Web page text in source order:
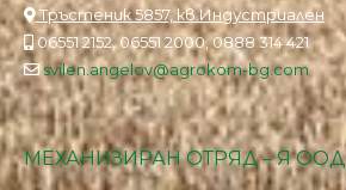
Тръстеник 5857, кв.Индустриален
06551 2152, 06551 2000, 0888 314 421
svilen.angelov@agrokom-bg.com
МЕХАНИЗИРАН ОТРЯД – Я ООД